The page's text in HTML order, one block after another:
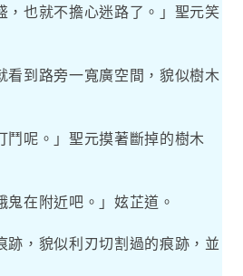
，也就不擔心迷路了。」聖元笑
看到路旁一寬廣空間，貌似樹木
鬥呢。」聖元摸著斷掉的樹木
鬼在附近吧。」妶芷道。
跡，貌似利刃切割過的痕跡，並